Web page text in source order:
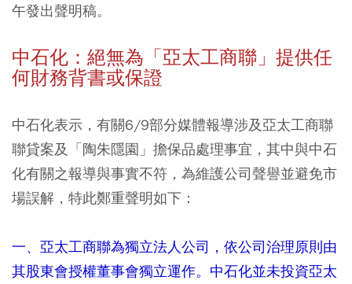
午發出聲明稿。
中石化：絕無為「亞太工商聯」提供任
何財務背書或保證
中石化表示，有關6/9部分媒體報導涉及亞太工商聯
聯貸案及「陶朱隱園」擔保品處理事宜，其中與中石
化有關之報導與事實不符，為維護公司聲譽並避免市
場誤解，特此鄭重聲明如下：
一、亞太工商聯為獨立法人公司，依公司治理原則由
其股東會授權董事會獨立運作。中石化並未投資亞太